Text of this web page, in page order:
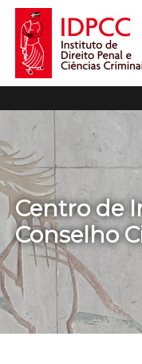
Skip
content
IDPCC
Instituto de Direito
Centro de
Conselho